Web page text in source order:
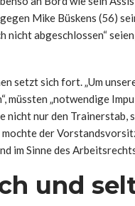
Mike Büskens (56)
nicht abgeschlossen“
setzt sich fort. „Um
müssten „notwendige
nicht nur den Trainerstab,
der
im Sinne des
und